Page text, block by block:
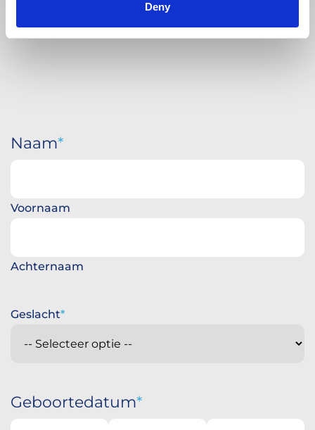
Deny
Naam
Voornaam
Achternaam
Geslacht
Geboortedatum